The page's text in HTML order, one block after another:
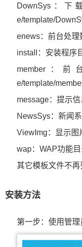
DownSys：
e/template/
enews：前台处理
install：安装程序
member：
e/template/
message：提示
NewsSys：新闻
ViewImg：显示图
wap：WAP功能
其它模板文件不再
安装方法
第一步：使用管理